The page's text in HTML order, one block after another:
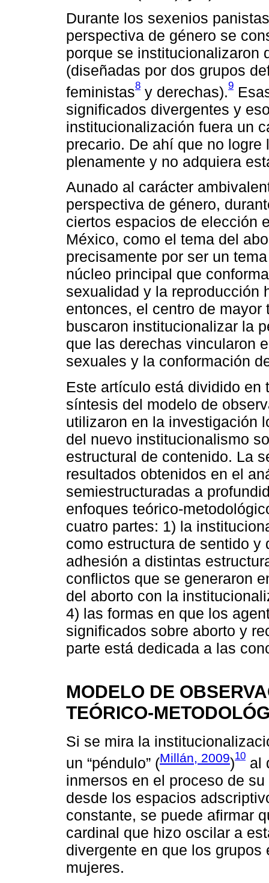
Durante los sexenios
perspectiva de género se
porque se institucionalizaron
(diseñadas por dos grupos
feministas8 y derechas).9
significados divergentes y
institucionalización fuera un
precario. De ahí que no
plenamente y no adquiera
Aunado al carácter
perspectiva de género,
ciertos espacios de elección
México, como el tema del
precisamente por ser un
núcleo principal que
sexualidad y la reproducción
entonces, el centro de
buscaron institucionalizar la
que las derechas vincularon
sexuales y la conformación
Este artículo está dividido en
síntesis del modelo de
utilizaron en la investigación
del nuevo institucionalismo
estructural de contenido. La
resultados obtenidos en el
semiestructuradas a
enfoques teórico-
cuatro partes: 1) la
como estructura de sentido
adhesión a distintas
conflictos que se generaron
del aborto con la
4) las formas en que los
significados sobre aborto y
parte está dedicada a las
MODELO DE
TEÓRICO-
Si se mira la
un “péndulo” (Millán, 2009)10 al
inmersos en el proceso de
desde los espacios
constante, se puede afirmar
cardinal que hizo oscilar a
divergente en que los grupos
mujeres.